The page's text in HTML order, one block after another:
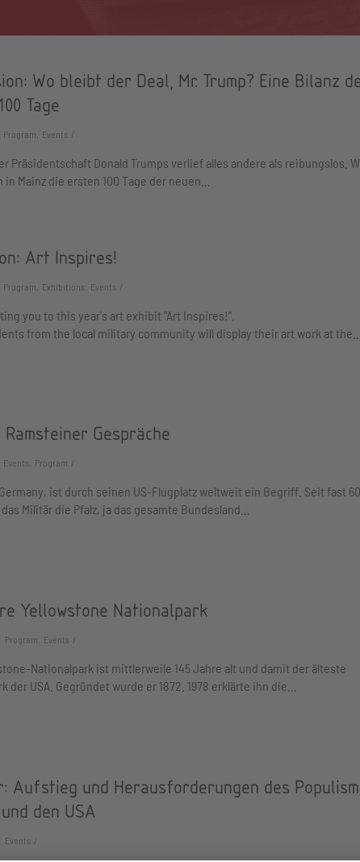
Wo bleibt der Deal, Mr. Trump? Eine Bilanz
Tage
Program, Events
Präsidentschaft Donald Trumps verlief alles andere als reibungslos.
Mainz die ersten 100 Tage der neuen…
Art Inspires!
Program, Exhibitions, Events
you to this year's art exhibit "Art Inspires!".
from the local military community will display their art work at the…
Ramsteiner Gespräche
Events, Program
ist durch seinen US-Flugplatz weltweit ein Begriff. Seit fast 60
Militär die Pfalz, ja das gesamte Bundesland…
Yellowstone Nationalpark
Program, Events
Nationalpark ist mittlerweile 145 Jahre alt und damit der älteste
der USA. Gegründet wurde er 1872. 1978 erklärte ihn die…
Aufstieg und Herausforderungen des
den USA
Events